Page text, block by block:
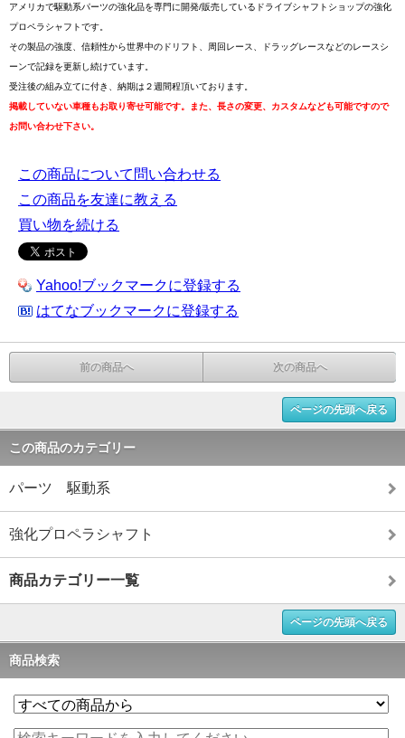
アメリカで駆動系パーツの強化品を専門に開発/販売しているドライブシャフトショップの強化
プロペラシャフトです。
その製品の強度、信頼性から世界中のドリフト、周回レース、ドラッグレースなどのレースシ
ーンで記録を更新し続けています。
受注後の組み立てに付き、納期は２週間程頂いております。
掲載していない車種もお取り寄せ可能です。また、長さの変更、カスタムなども可能ですので
お問い合わせ下さい。
この商品について問い合わせる
この商品を友達に教える
買い物を続ける
Yahoo!ブックマークに登録する
はてなブックマークに登録する
前の商品へ 次の商品へ
ページの先頭へ戻る
この商品のカテゴリー
パーツ 駆動系
強化プロペラシャフト
商品カテゴリー一覧
ページの先頭へ戻る
商品検索